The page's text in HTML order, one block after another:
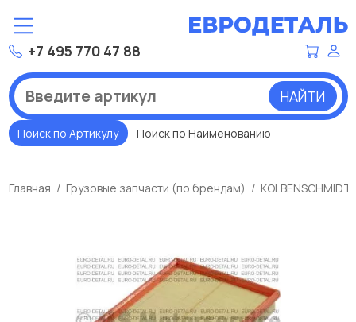
+7 495 770 47 88
НАЙТИ
Поиск по Артикулу Поиск по Наименованию
Главная Грузовые запчасти (по брендам) KOLBENSCHMIDT